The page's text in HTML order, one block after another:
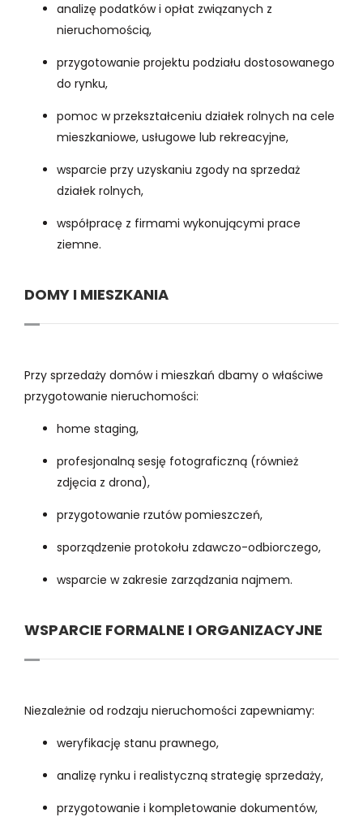
analizę podatków i opłat związanych z
nieruchomością,
przygotowanie projektu podziału dostosowanego
do rynku,
pomoc w przekształceniu działek rolnych na cele
mieszkaniowe, usługowe lub rekreacyjne,
wsparcie przy uzyskaniu zgody na sprzedaż
działek rolnych,
współpracę z firmami wykonującymi prace
ziemne.
DOMY I MIESZKANIA
Przy sprzedaży domów i mieszkań dbamy o właściwe
przygotowanie nieruchomości:
home staging,
profesjonalną sesję fotograficzną (również
zdjęcia z drona),
przygotowanie rzutów pomieszczeń,
sporządzenie protokołu zdawczo-odbiorczego,
wsparcie w zakresie zarządzania najmem.
WSPARCIE FORMALNE I ORGANIZACYJNE
Niezależnie od rodzaju nieruchomości zapewniamy:
weryfikację stanu prawnego,
analizę rynku i realistyczną strategię sprzedaży,
przygotowanie i kompletowanie dokumentów,